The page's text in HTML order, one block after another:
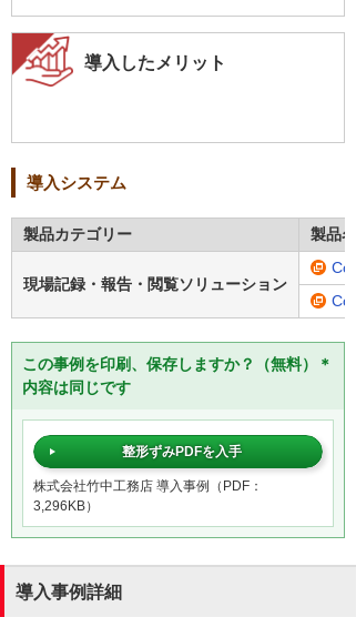
導入したメリット
導入システム
製品カテゴリー 製品
現場記録・報告・閲覧ソリューション
この事例を印刷、保存しますか？（無料）＊
内容は同じです
整形ずみPDFを入手
株式会社竹中工務店 導入事例（PDF：
3,296KB）
導入事例詳細